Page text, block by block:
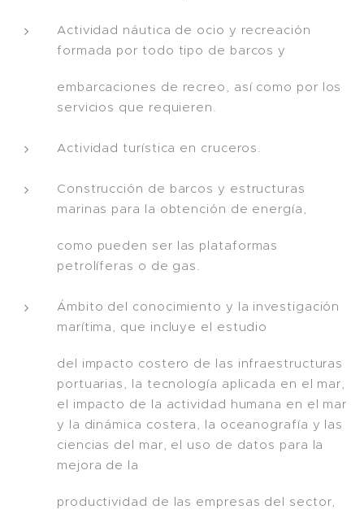
Actividad náutica de ocio y recreación
formada por todo tipo de barcos y
embarcaciones de recreo, así como por los
servicios que requieren.
Actividad turística en cruceros.
Construcción de barcos y estructuras
marinas para la obtención de energía,
como pueden ser las plataformas
petrolíferas o de gas.
Ámbito del conocimiento y la investigación
marítima, que incluye el estudio
del impacto costero de las infraestructuras
portuarias, la tecnología aplicada en el mar,
el impacto de la actividad humana en el mar
y la dinámica costera, la oceanografía y las
ciencias del mar, el uso de datos para la
mejora de la
productividad de las empresas del sector,